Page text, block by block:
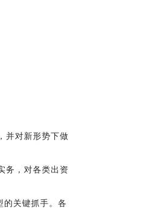
并对新形势下做
务，对各类出资
的关键抓手。各